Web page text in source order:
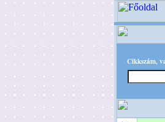
Cikkszám,
+++++++ OPITEC - A